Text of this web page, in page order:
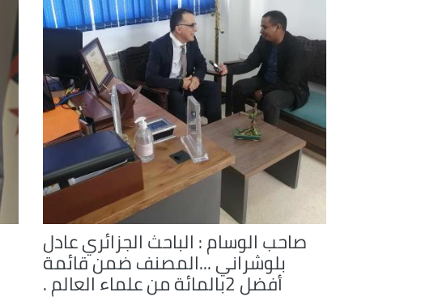
صاحب الوسام : الباحث الجزائري عادل
بلوشراني ...المصنف ضمن قائمة
أفضل 2بالمائة من علماء العالم .